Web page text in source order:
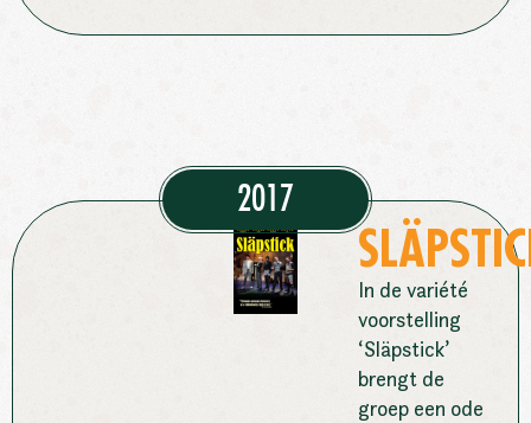
2017
In de variété
voorstelling
‘Släpstick’
brengt de
groep een ode